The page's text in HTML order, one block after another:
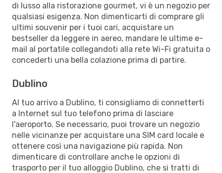
di lusso alla ristorazione gourmet, vi è un negozio per
qualsiasi esigenza. Non dimenticarti di comprare gli
ultimi souvenir per i tuoi cari, acquistare un
bestseller da leggere in aereo, mandare le ultime e-
mail al portatile collegandoti alla rete Wi-Fi gratuita o
concederti una bella colazione prima di partire.
Dublino
Al tuo arrivo a Dublino, ti consigliamo di connetterti
a Internet sul tuo telefono prima di lasciare
l'aeroporto. Se necessario, puoi trovare un negozio
nelle vicinanze per acquistare una SIM card locale e
ottenere così una navigazione più rapida. Non
dimenticare di controllare anche le opzioni di
trasporto per il tuo alloggio Dublino, che si tratti di